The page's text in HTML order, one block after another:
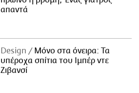
απαντά
Design
Μόνο στα όνειρα: Τα
υπέροχα σπίτια του Ιμπέρ ντε
Ζιβανσί